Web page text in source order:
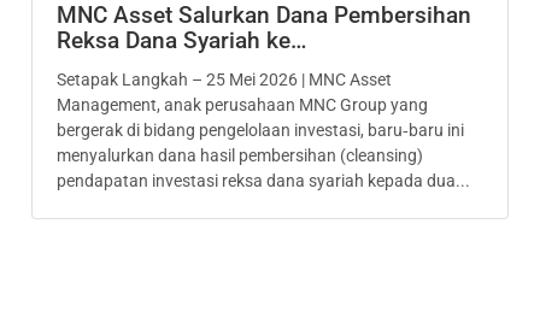
MNC Asset Salurkan Dana Pembersihan
Reksa Dana Syariah ke…
Setapak Langkah – 25 Mei 2026 | MNC Asset
Management, anak perusahaan MNC Group yang
bergerak di bidang pengelolaan investasi, baru‑baru ini
menyalurkan dana hasil pembersihan (cleansing)
pendapatan investasi reksa dana syariah kepada dua...